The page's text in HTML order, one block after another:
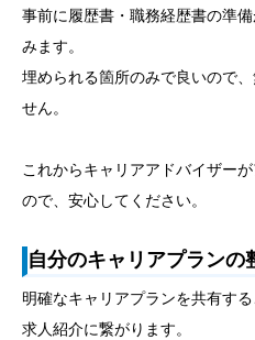
事前に履歴書・職務経歴書の準
みます。
埋められる箇所のみで良いので
せん。
これからキャリアアドバイザー
ので、安心してください。
自分のキャリアプランの
明確なキャリアプランを共有す
求人紹介に繋がります。